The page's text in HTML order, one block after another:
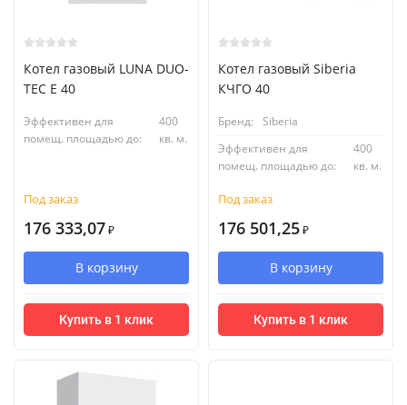
Котел газовый LUNA DUO-
TEC E 40
Эффективен для
помещ. площадью до:
400
кв. м.
Под заказ
176 333,07 ₽
В корзину
Купить в 1 клик
Котел газовый Siberia
КЧГО 40
Бренд:
Siberia
Эффективен для
помещ. площадью до:
400
кв. м.
Под заказ
176 501,25 ₽
В корзину
Купить в 1 клик